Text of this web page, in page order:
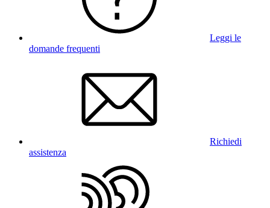
Leggi le
domande frequenti
Richiedi
assistenza